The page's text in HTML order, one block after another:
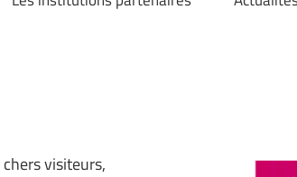
visiteurs,